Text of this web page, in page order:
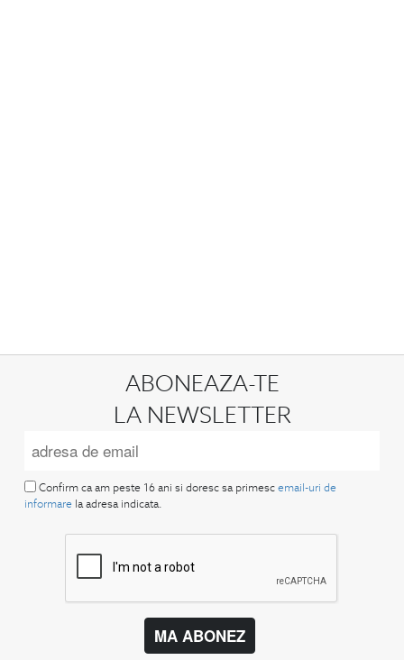
ABONEAZA-TE
LA NEWSLETTER
Confirm ca am peste 16 ani si doresc sa primesc email-uri de
informare la adresa indicata.
MA ABONEZ